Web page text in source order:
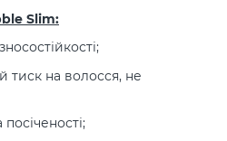
Slim:
тиск на волосся, не
посіченості;